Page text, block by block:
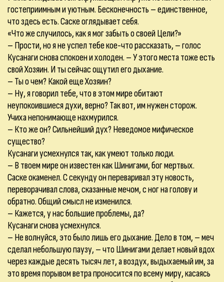
гостеприимным и уютным. Бесконечность – единственное,
что здесь есть. Саске оглядывает себя.
«Что же случилось, как я мог забыть о своей Цели?»
– Прости, но я не успел тебе кое-что рассказать, – голос
Кусанаги снова спокоен и холоден. – У этого места тоже есть
свой Хозяин. И ты сейчас ощутил его дыхание.
– Ты о чем? Какой еще Хозяин?
– Ну, я говорил тебе, что в этом мире обитают
неупокоившиеся духи, верно? Так вот, им нужен сторож.
Учиха непонимающе нахмурился.
– Кто же он? Сильнейший дух? Неведомое мифическое
существо?
Кусанаги усмехнулся так, как умеют только люди.
– В твоем мире он известен как Шинигами, бог мертвых.
Саске окаменел. С секунду он переваривал эту новость,
переворачивал слова, сказанные мечом, с ног на голову и
обратно. Общий смысл не изменился.
– Кажется, у нас большие проблемы, да?
Кусанаги снова усмехнулся.
– Не волнуйся, это было лишь его дыхание. Дело в том, – меч
сделал небольшую паузу, – что Шинигами делает новый вдох
через каждые десять тысяч лет, а воздух, выдыхаемый им, за
это время порывом ветра проносится по всему миру, касаясь